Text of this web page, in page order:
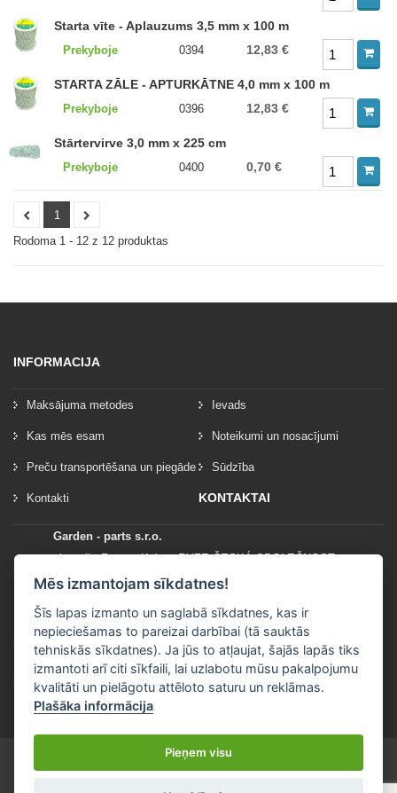
Starta vīte - Aplauzums 3,5 mm x 100 m
Prekyboje 0394 12,83 €
STARTA ZĀLE - APTURKĀTNE 4,0 mm x 100 m
Prekyboje 0396 12,83 €
Stārtervirve 3,0 mm x 225 cm
Prekyboje 0400 0,70 €
1
Rodoma 1 - 12 z 12 produktas
INFORMACIJA
Maksājuma metodes Ievads
Kas mēs esam Noteikumi un nosacījumi
Preču transportēšana un piegāde Sūdzība
Kontakti KONTAKTAI
Garden - parts s.r.o.
vlastník: Roman Kylar - RYZE ČESKÁ SPOLEČNOST
Mladějov na Moravě 153
+420 777 96 96 03
info@garden-parts.cz
Mēs izmantojam sīkdatnes!
Šīs lapas izmanto un saglabā sīkdatnes, kas ir
nepieciešamas to pareizai darbībai (tā sauktās
tehniskās sīkdatnes). Ja jūs to atļaujat, šajās lapās tiks
izmantoti arī citi sīkfaili, lai uzlabotu mūsu pakalpojumu
kvalitāti un pielāgotu attēloto saturu un reklāmas.
Plašāka informācija
Pieņem visu